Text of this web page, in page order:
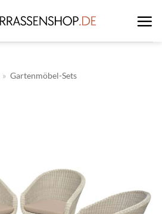
» Gartenmöbel-Sets